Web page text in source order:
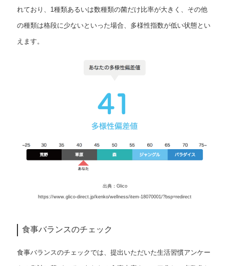
れており、1種類あるいは数種類の菌だけ比率が大きく、その他
の種類は格段に少ないといった場合、多様性指数が低い状態とい
えます。
出典：Glico
https://www.glico-direct.jp/kenko/wellness/item-18070001/?bsp=redirect
食事バランスのチェック
食事バランスのチェックでは、提出いただいた生活習慣アンケー